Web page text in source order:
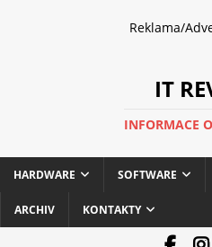
Reklama/
IT
INFORMACE
HARDWARE SOFTWARE
ARCHIV KONTAKTY